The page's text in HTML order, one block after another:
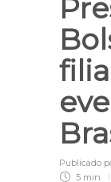
Política